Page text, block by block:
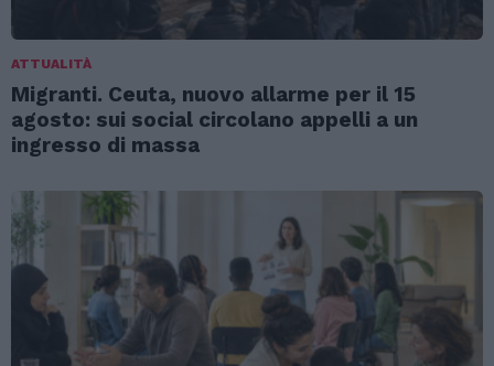
ATTUALITÀ
Migranti. Ceuta, nuovo allarme per il 15
agosto: sui social circolano appelli a un
ingresso di massa